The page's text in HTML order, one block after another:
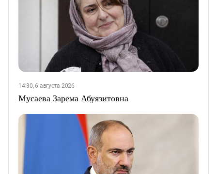
14:30, 6 августа 2026
Мусаева Зарема Абуязитовна